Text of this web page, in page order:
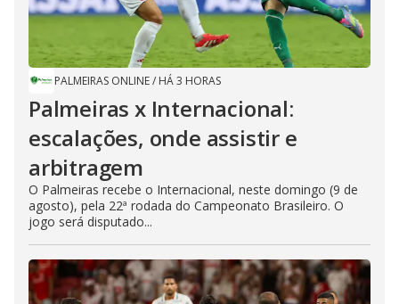
PALMEIRAS ONLINE/ HÁ 3 HORAS
Palmeiras x Internacional:
escalações, onde assistir e
arbitragem
O Palmeiras recebe o Internacional, neste domingo (9 de
agosto), pela 22ª rodada do Campeonato Brasileiro. O
jogo será disputado...